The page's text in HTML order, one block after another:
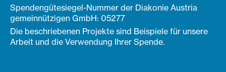
Spendengütesiegel-Nummer der Diakonie Austria
gemeinnützigen GmbH: 05277
Die beschriebenen Projekte sind Beispiele für unsere
Arbeit und die Verwendung Ihrer Spende.